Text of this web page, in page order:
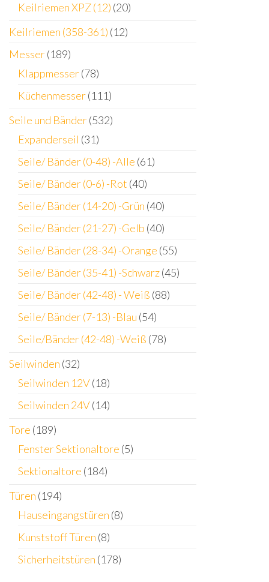
Keilriemen XPZ (12) (20)
Keilriemen (358-361) (12)
Messer(189)
Klappmesser(78)
Küchenmesser(111)
Seile und Bänder(532)
Expanderseil (31)
Seile/ Bänder (0-48) -Alle (61)
Seile/ Bänder (0-6) -Rot (40)
Seile/ Bänder (14-20) -Grün (40)
Seile/ Bänder (21-27) -Gelb (40)
Seile/ Bänder (28-34) -Orange (55)
Seile/ Bänder (35-41) -Schwarz(45)
Seile/ Bänder (42-48) - Weiß (88)
Seile/ Bänder (7-13) -Blau (54)
Seile/Bänder (42-48) -Weiß (78)
Seilwinden (32)
Seilwinden 12V(18)
Seilwinden 24V(14)
Tore (189)
Fenster Sektionaltore (5)
Sektionaltore (184)
Türen (194)
Hauseingangstüren (8)
Kunststoff Türen (8)
Sicherheitstüren (178)